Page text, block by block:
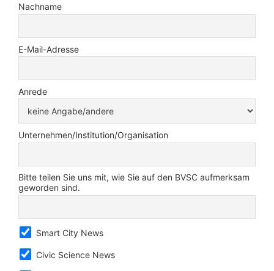
Nachname
E-Mail-Adresse
Anrede
Unternehmen/Institution/Organisation
Bitte teilen Sie uns mit, wie Sie auf den BVSC aufmerksam
geworden sind.
Smart City News
Civic Science News